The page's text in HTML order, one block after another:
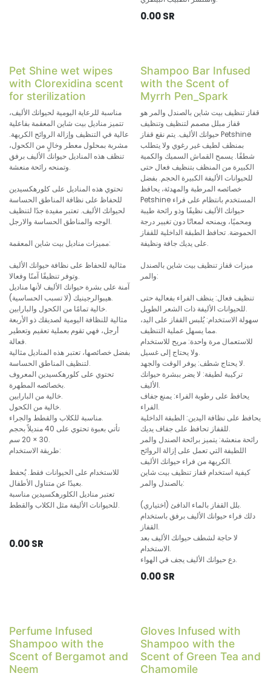
0.00SR
Pet Shine wet wipes
with Clorexidina scent
for sterilization
مناسبة للرعاية اليومية لحيوانك الأليف،
تتميز مناديل بيت شاين المعقمة بفاعلية
عالية في التنظيف وإزالة الروائح الكريهة.
مشربة بمحلول معطر وخالٍ من الكحول،
تنظف هذه المناديل حيوانك الأليف برفق
وتمنحه رائحة منعشة.
تحتوي هذه المناديل على كلورهكسيدين
للحفاظ على نظافة المناطق الحساسة
لحيوانك الأليف. تعتبر مفيدة جدًا لتنظيف
الوجه والمناطق الحساسة والارجل.
مميزات مناديل بيت شاين المعقمة:
مثالية للحفاظ على نظافة حيوانك الأليف
وتوفر تنظيفًا آمنًا وفعالا.
آمنة على بشرة حيوانك الأليف لأنها مناديل
هيبوالرجينيك (لا تسبب الحساسية).
خالية تمامًا من الكحول والبارابين.
مثالية للنظافة اليومية لصديقك ذو الأربعة
أرجل، فهي تقوم بعملية تعقيم وتعطير
فعالة.
بفضل خصائصها، تعتبر هذه المناديل مثالية
لتنظيف المناطق الحساسة.
تحتوي على كلورهكسيدين المعروف
بخصائصه المطهرة.
خالية من البارابين.
خالية من الكحول.
مناسبة للكلاب والقطط والجراء.
تأتي بعبوة تحتوي على 40 منديلاً بحجم
30 × 20 سم.
طريقة الاستخدام:
للاستخدام على الحيوانات فقط. يُحفظ
بعيدًا عن متناول الأطفال.
تعتبر مناديل الكلورهكسيدين مناسبة
للحيوانات الأليفة مثل الكلاب والقطط.
0.00SR
Shampoo Bar Infused
with the Scent of
Myrrh Pen_Spark
قفاز تنظيف بيت شاين بالصندل والمر هو
قفاز مبلل مصمم لتنظيف وتنظيف
حيوانك الأليف. يتم نقع قفاز Petshine
بمنظف لطيف غير رغوي ولا يتطلب
شطفًا. يسمح القماش السميك والكمية
الكبيرة من المنظف بتنظيف فعال حتى
للحيوانات الأليفة الكبيرة الحجم. بفضل
خصائصه المرطبة والمهدئة، يحافظ
Petshine المستخدم بانتظام على فراء
حيوانك الأليف نظيفًا وذو رائحة طيبة
ومحميًا، ويمنحه لمعانًا دون تغيير درجة
الحموضة. تحافظ الطبقة الداخلية للقفاز
على يديك جافة ونظيفة.
ميزات قفاز تنظيف بيت شاين بالصندل
والمر:
تنظيف فعال: ينظف الفراء بفعالية حتى
للحيوانات الأليفة ذات الشعر الطويل.
سهولة الاستخدام: يُلبس القفاز على اليد،
مما يسهل عملية التنظيف.
للاستعمال مرة واحدة: مريح للاستخدام
ولا يحتاج إلى غسيل.
لا يحتاج شطف: يوفر الوقت والجهد.
تركيبة لطيفة: لا يضر ببشرة حيوانك
الأليف.
يحافظ على رطوبة الفراء: يمنع جفاف
الفراء.
يحافظ على نظافة اليدين: الطبقة الداخلية
للقفاز تحافظ على جفاف يديك.
رائحة منعشة: يتميز برائحة الصندل والمر
اللطيفة التي تعمل على إزالة الروائح
الكريهة من فراء حيوانك الأليف.
كيفية استخدام قفاز تنظيف بيت شاين
بالصندل والمر:
بلل القفاز بالماء الدافئ (اختياري).
دلك فراء حيوانك الأليف برفق باستخدام
القفاز.
لا حاجة لشطف حيوانك الأليف بعد
الاستخدام.
دع حيوانك الأليف يجف في الهواء.
0.00SR
Perfume Infused
Shampoo with the
Scent of Bergamot and
Neem
Gloves Infused with
Shampoo with the
Scent of Green Tea and
Chamomile